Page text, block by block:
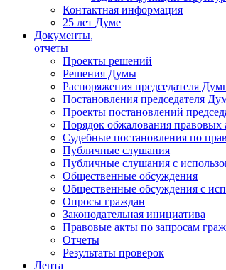
Контактная информация
25 лет Думе
Документы,
отчеты
Проекты решений
Решения Думы
Распоряжения председателя
Постановления председателя
Проекты постановлений
Порядок обжалования правовых
Судебные постановления по
Публичные слушания
Публичные слушания с
Общественные обсуждения
Общественные обсуждения с
Опросы граждан
Законодательная инициатива
Правовые акты по запросам
Отчеты
Результаты проверок
Лента